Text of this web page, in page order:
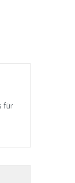
für